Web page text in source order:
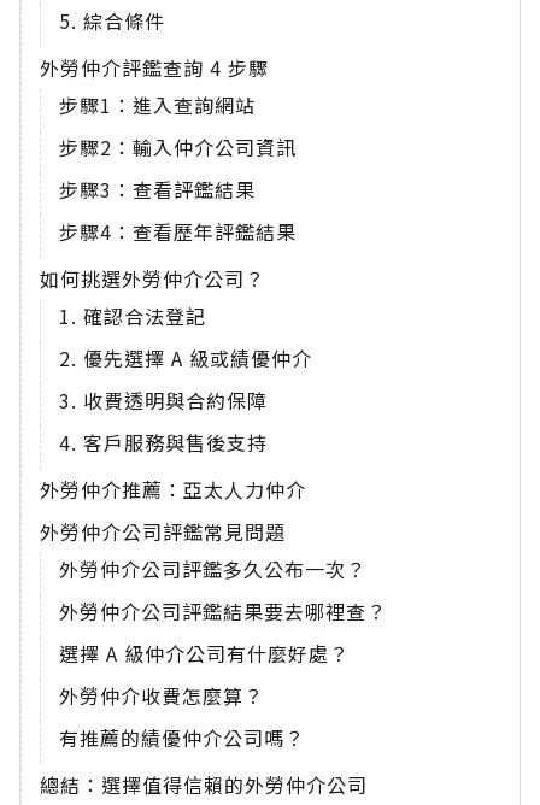
5. 綜合條件
外勞仲介評鑑查詢 4 步驟
步驟1：進入查詢網站
步驟2：輸入仲介公司資訊
步驟3：查看評鑑結果
步驟4：查看歷年評鑑結果
如何挑選外勞仲介公司？
1. 確認合法登記
2. 優先選擇 A 級或績優仲介
3. 收費透明與合約保障
4. 客戶服務與售後支持
外勞仲介推薦：亞太人力仲介
外勞仲介公司評鑑常見問題
外勞仲介公司評鑑多久公布一次？
外勞仲介公司評鑑結果要去哪裡查？
選擇 A 級仲介公司有什麼好處？
外勞仲介收費怎麼算？
有推薦的績優仲介公司嗎？
總結：選擇值得信賴的外勞仲介公司